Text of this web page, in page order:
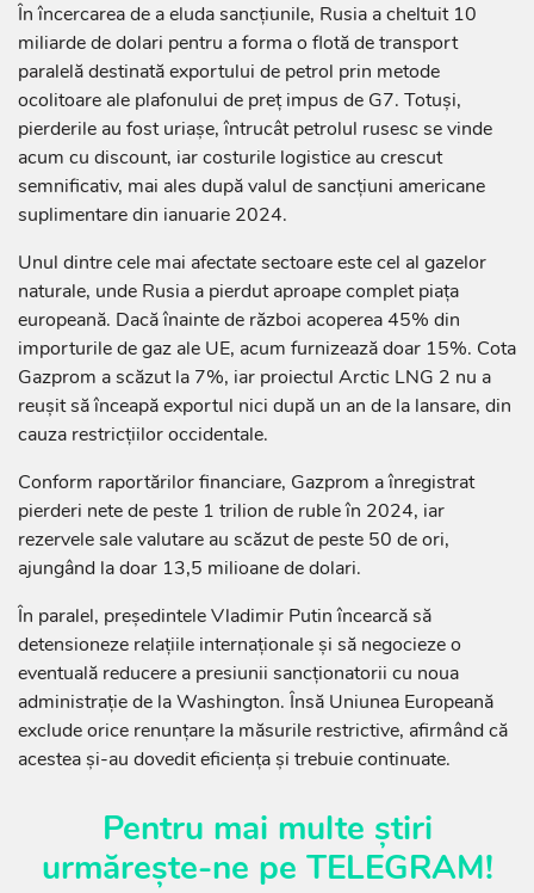
În încercarea de a eluda sancțiunile, Rusia a cheltuit 10
miliarde de dolari pentru a forma o flotă de transport
paralelă destinată exportului de petrol prin metode
ocolitoare ale plafonului de preț impus de G7. Totuși,
pierderile au fost uriașe, întrucât petrolul rusesc se vinde
acum cu discount, iar costurile logistice au crescut
semnificativ, mai ales după valul de sancțiuni americane
suplimentare din ianuarie 2024.
Unul dintre cele mai afectate sectoare este cel al gazelor
naturale, unde Rusia a pierdut aproape complet piața
europeană. Dacă înainte de război acoperea 45% din
importurile de gaz ale UE, acum furnizează doar 15%. Cota
Gazprom a scăzut la 7%, iar proiectul Arctic LNG 2 nu a
reușit să înceapă exportul nici după un an de la lansare, din
cauza restricțiilor occidentale.
Conform raportărilor financiare, Gazprom a înregistrat
pierderi nete de peste 1 trilion de ruble în 2024, iar
rezervele sale valutare au scăzut de peste 50 de ori,
ajungând la doar 13,5 milioane de dolari.
În paralel, președintele Vladimir Putin încearcă să
detensioneze relațiile internaționale și să negocieze o
eventuală reducere a presiunii sancționatorii cu noua
administrație de la Washington. Însă Uniunea Europeană
exclude orice renunțare la măsurile restrictive, afirmând că
acestea și-au dovedit eficiența și trebuie continuate.
Pentru mai multe știri
urmărește-ne pe TELEGRAM!